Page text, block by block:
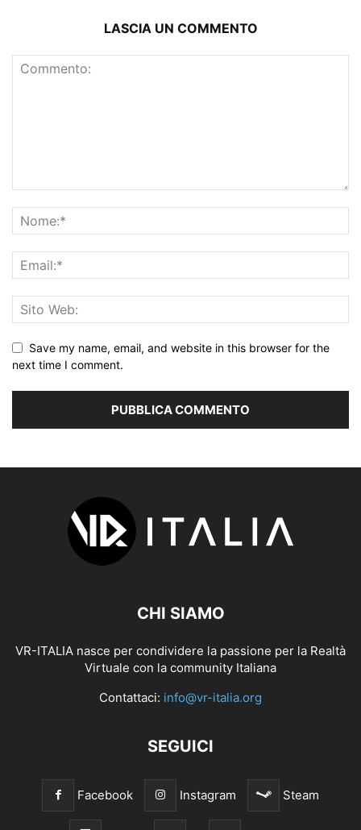
LASCIA UN COMMENTO
Save my name, email, and website in this browser for the
next time I comment.
CHI SIAMO
VR-ITALIA nasce per condividere la passione per la Realtà
Virtuale con la community Italiana
Contattaci: info@vr-italia.org
SEGUICI
Facebook Instagram Steam